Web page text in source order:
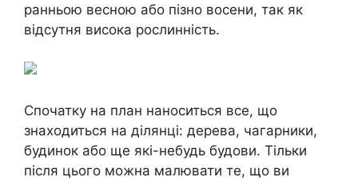
ранньою весною або пізно восени, так як
відсутня висока рослинність.
Спочатку на план наноситься все, що
знаходиться на ділянці: дерева, чагарники,
будинок або ще які-небудь будови. Тільки
після цього можна малювати те, що ви